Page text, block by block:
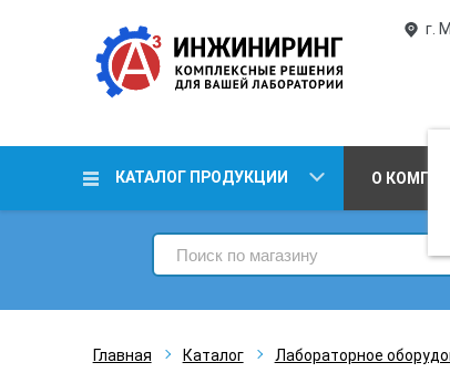
г.
КАТАЛОГ ПРОДУКЦИИ О
Главная Каталог Лабораторное